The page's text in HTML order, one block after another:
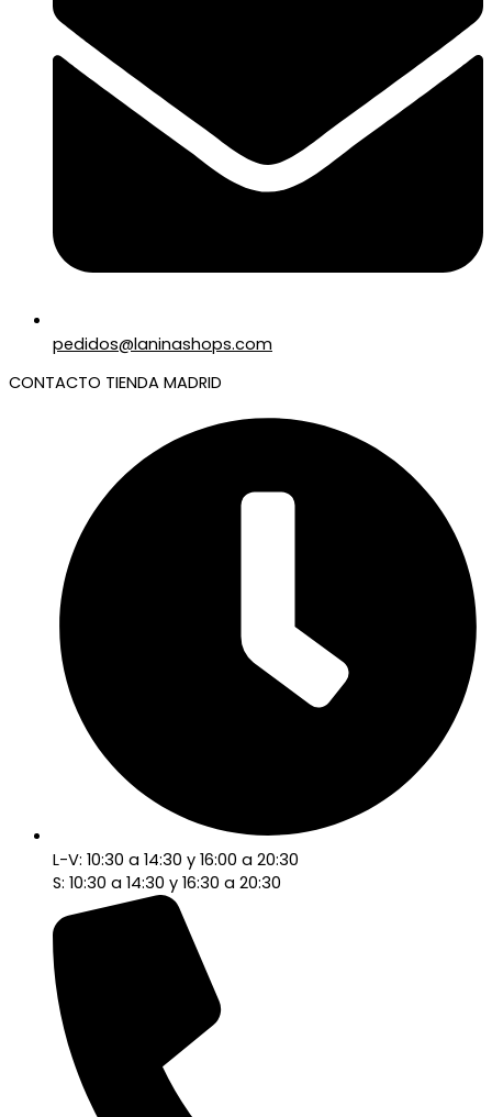
pedidos@laninashops.com
CONTACTO TIENDA MADRID
L-V: 10:30 a 14:30 y 16:00 a 20:30
S: 10:30 a 14:30 y 16:30 a 20:30